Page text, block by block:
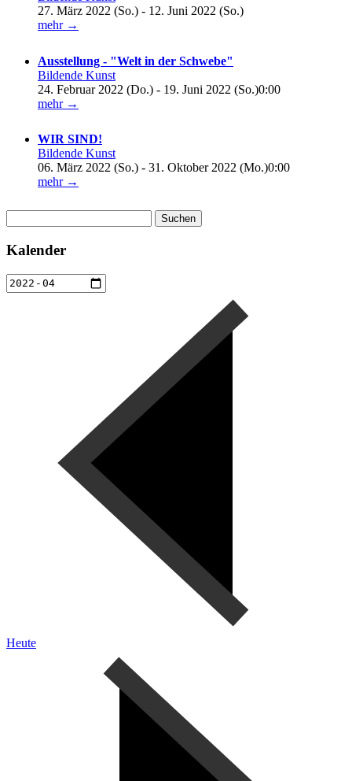
27. März 2022 (So.) - 12. Juni 2022 (So.)
mehr →
Ausstellung - "Welt in der Schwebe"
Bildende Kunst
24. Februar 2022 (Do.) - 19. Juni 2022 (So.)0:00
mehr →
WIR SIND!
Bildende Kunst
06. März 2022 (So.) - 31. Oktober 2022 (Mo.)0:00
mehr →
nach:
Kalender
Heute